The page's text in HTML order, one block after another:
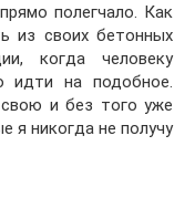
полегчало. Как
из своих бетонных
когда человеку
идти на подобное.
и без того уже
я никогда не получу